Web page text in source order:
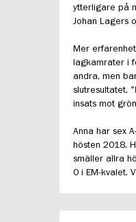
ytterligare på
Johan Lagers
Mer
lagkamrater i
andra, men
slutresultatet.
insats mot
Anna har sex
hösten 2018.
smäller allra
0 i EM-kvalet.